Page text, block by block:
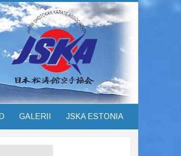
GALERII JSKA ESTONIA